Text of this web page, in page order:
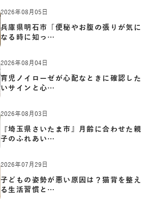
2026年08月05日
兵庫県明石市「便秘やお腹の張りが気に
なる時に知っ…
2026年08月04日
育児ノイローゼが心配なときに確認した
いサインと心…
2026年08月03日
『埼玉県さいたま市』月齢に合わせた親
子のふれあい…
2026年07月29日
子どもの姿勢が悪い原因は？猫背を整え
る生活習慣と…